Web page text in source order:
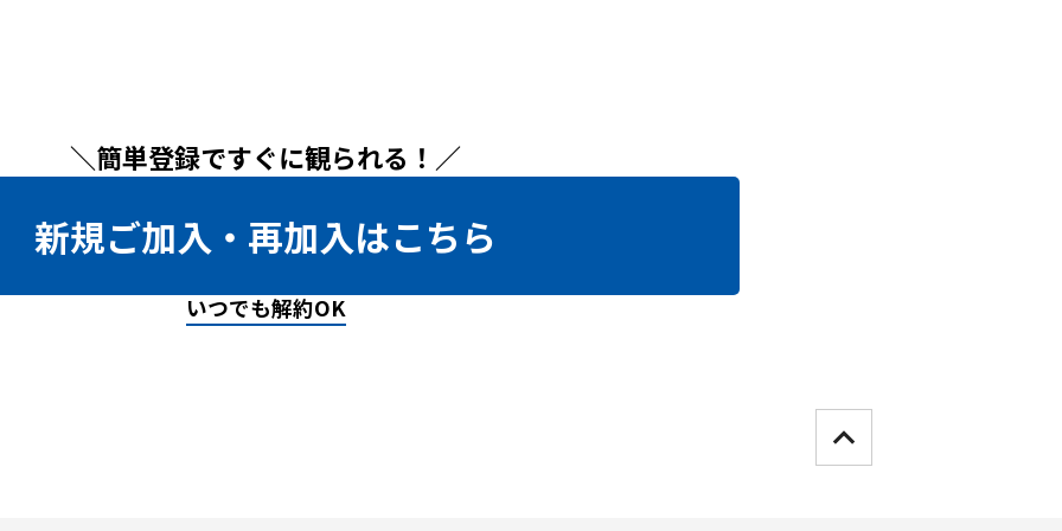
＼簡単登録ですぐに観られる！／
新規ご加入・再加入はこちら
いつでも解約OK